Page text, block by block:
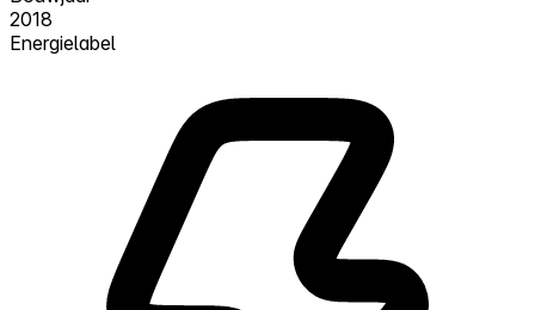
2018
Energielabel